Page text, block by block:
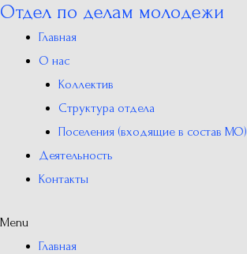
Перейти
содержимому
Отдел по делам молодежи
Главная
О нас
Коллектив
Структура отдела
Поселения (входящие в состав МО)
Деятельность
Контакты
Menu
Главная